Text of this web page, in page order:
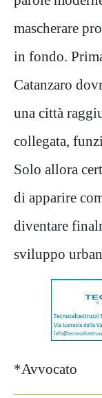
mascherare
in fondo.
Catanzaro
una città
collegata,
Solo allora
di apparire
diventare
sviluppo
*Avvocato